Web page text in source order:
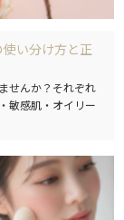
い分け方と正
せんか？それぞれ
敏感肌・オイリー